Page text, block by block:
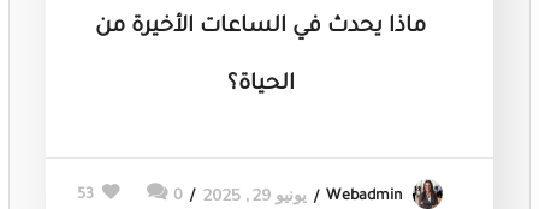
ماذا يحدث في الساعات الأخيرة من
الحياة؟
Webadmin يونيو 29, 2025 0
53